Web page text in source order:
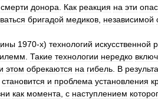
смерти донора Как реакция на эти
бригадой медиков независимой
1970-х) технологий искусственной
Такие технологии нередко
этом обрекаются на гибель В
становится и проблема установления
как момента с наступлением